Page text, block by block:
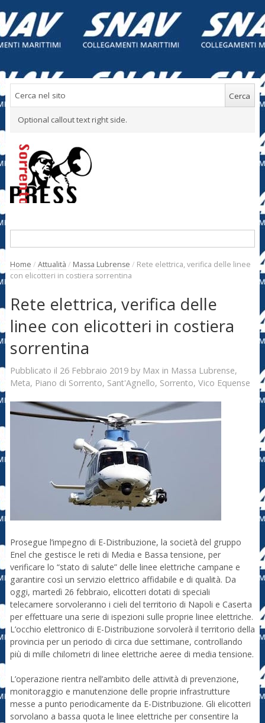
Optional callout text right side.
Home / Attualità / Massa Lubrense / Rete elettrica, verifica delle linee
con elicotteri in costiera sorrentina
Rete elettrica, verifica delle
linee con elicotteri in costiera
sorrentina
Pubblicato il 26 Febbraio 2019by Max in Massa Lubrense,
Meta, Piano di Sorrento, Sant'Agnello, Sorrento, Vico Equense
Prosegue l’impegno di E-Distribuzione, la società del gruppo
Enel che gestisce le reti di Media e Bassa tensione, per
verificare lo “stato di salute” delle linee elettriche campane e
garantire così un servizio elettrico affidabile e di qualità. Da
oggi, martedì 26 febbraio, elicotteri dotati di speciali
telecamere sorvoleranno i cieli del territorio di Napoli e Caserta
per effettuare una serie di ispezioni sulle proprie linee elettriche.
L’occhio elettronico di E-Distribuzione sorvolerà il territorio della
provincia per un periodo di circa due settimane, controllando
più di mille chilometri di linee elettriche aeree di media tensione.
L’operazione rientra nell’ambito delle attività di prevenzione,
monitoraggio e manutenzione delle proprie infrastrutture
messe a punto periodicamente da E-Distribuzione. Gli elicotteri
sorvolano a bassa quota le linee elettriche per consentire la